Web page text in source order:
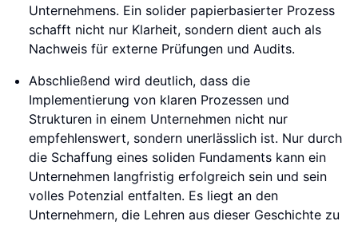
Unternehmens. Ein solider papierbasierter Prozess
schafft nicht nur Klarheit, sondern dient auch als
Nachweis für externe Prüfungen und Audits.
Abschließend wird deutlich, dass die
Implementierung von klaren Prozessen und
Strukturen in einem Unternehmen nicht nur
empfehlenswert, sondern unerlässlich ist. Nur durch
die Schaffung eines soliden Fundaments kann ein
Unternehmen langfristig erfolgreich sein und sein
volles Potenzial entfalten. Es liegt an den
Unternehmern, die Lehren aus dieser Geschichte zu